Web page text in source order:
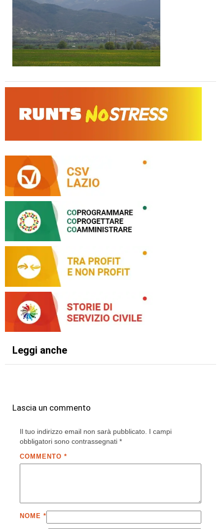
Leggi anche
Lascia un commento
Il tuo indirizzo email non sarà pubblicato. I campi
obbligatori sono contrassegnati *
COMMENTO *
NOME *